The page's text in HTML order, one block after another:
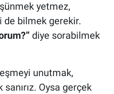
yetmez,
de bilmek gerekir.
diye sorabilmek
unutmak,
Oysa gerçek